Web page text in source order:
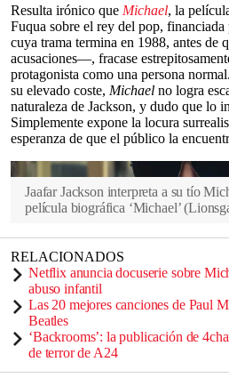
Resulta irónico que Michael, la
Fuqua sobre el rey del pop,
cuya trama termina en 1988, antes de
acusaciones—, fracase
protagonista como una persona
su elevado coste, Michael no logra
naturaleza de Jackson, y dudo que lo
Simplemente expone la locura
esperanza de que el público la
Jaafar Jackson interpreta a su tío
película biográfica ‘Michael’ (
RELACIONADOS
Netflix anuncia docuserie sobre
abuso infantil
Las 20 mejores canciones de Paul
Beatles
‘Backrooms’: la publicación de
de terror de A24